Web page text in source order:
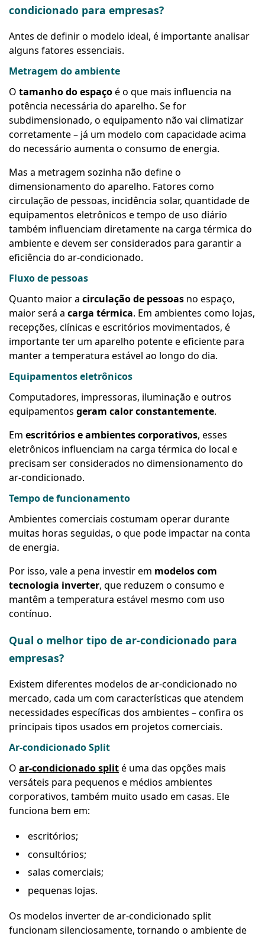
condicionado para empresas?
Antes de definir o modelo ideal, é importante analisar
alguns fatores essenciais.
Metragem do ambiente
O tamanho do espaçoé o que mais influencia na
potência necessária do aparelho. Se for
subdimensionado, o equipamento não vai climatizar
corretamente – já um modelo com capacidade acima
do necessário aumenta o consumo de energia.
Mas a metragem sozinha não define o
dimensionamento do aparelho. Fatores como
circulação de pessoas, incidência solar, quantidade de
equipamentos eletrônicos e tempo de uso diário
também influenciam diretamente na carga térmica do
ambiente e devem ser considerados para garantir a
eficiência do ar-condicionado.
Fluxo de pessoas
Quanto maior a circulação de pessoas no espaço,
maior será a carga térmica. Em ambientes como lojas,
recepções, clínicas e escritórios movimentados, é
importante ter um aparelho potente e eficiente para
manter a temperatura estável ao longo do dia.
Equipamentos eletrônicos
Computadores, impressoras, iluminação e outros
equipamentos geram calor constantemente.
Em escritórios e ambientes corporativos, esses
eletrônicos influenciam na carga térmica do local e
precisam ser considerados no dimensionamento do
ar-condicionado.
Tempo de funcionamento
Ambientes comerciais costumam operar durante
muitas horas seguidas, o que pode impactar na conta
de energia.
Por isso, vale a pena investir em modelos com
tecnologia inverter, que reduzem o consumo e
mantêm a temperatura estável mesmo com uso
contínuo.
Qual o melhor tipo de ar-condicionado para
empresas?
Existem diferentes modelos de ar-condicionado no
mercado, cada um com características que atendem
necessidades específicas dos ambientes – confira os
principais tipos usados em projetos comerciais.
Ar-condicionado Split
O ar-condicionado splité uma das opções mais
versáteis para pequenos e médios ambientes
corporativos, também muito usado em casas. Ele
funciona bem em:
escritórios;
consultórios;
salas comerciais;
pequenas lojas.
Os modelos inverter de ar-condicionado split
funcionam silenciosamente, tornando o ambiente de